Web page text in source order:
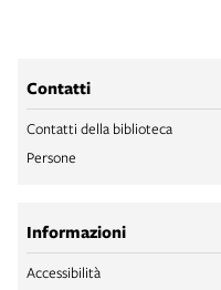
Contatti
Contatti della biblioteca
Persone
Informazioni
Accessibilità